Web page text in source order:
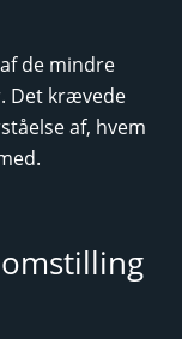
de mindre
Det krævede
af, hvem